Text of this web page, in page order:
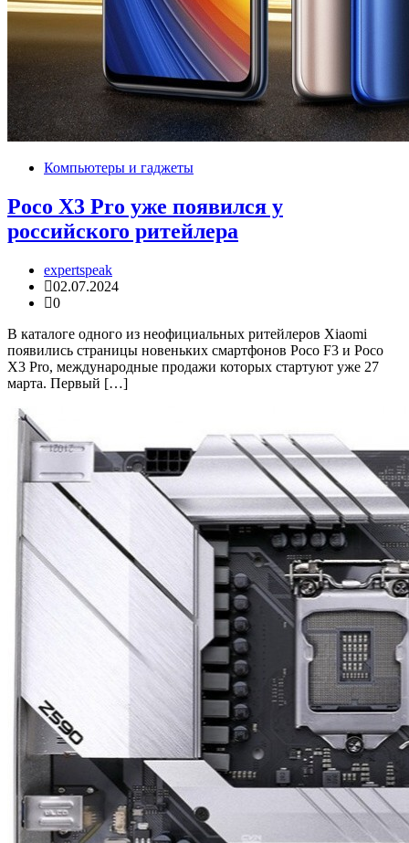
Компьютеры и гаджеты
Poco X3 Pro уже появился у
российского ритейлера
expertspeak
02.07.2024
0
В каталоге одного из неофициальных ритейлеров Xiaomi
появились страницы новеньких смартфонов Poco F3 и Poco
X3 Pro, международные продажи которых стартуют уже 27
марта. Первый […]